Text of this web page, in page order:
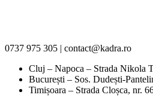
0737 975 305 | contact@kadra.ro
Cluj – Napoca – Strada Nikola
București – Sos. Dudești-
Timișoara – Strada Cloșca, nr.